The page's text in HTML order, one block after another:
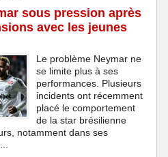
sous pression après
avec les jeunes
Le problème Neymar ne
se limite plus à ses
performances. Plusieurs
incidents ont récemment
placé le comportement
de la star brésilienne
notamment dans ses